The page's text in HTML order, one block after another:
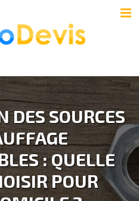
DES SOURCES
: QUELLE
POUR